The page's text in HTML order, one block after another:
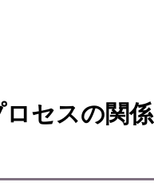
セスの関係